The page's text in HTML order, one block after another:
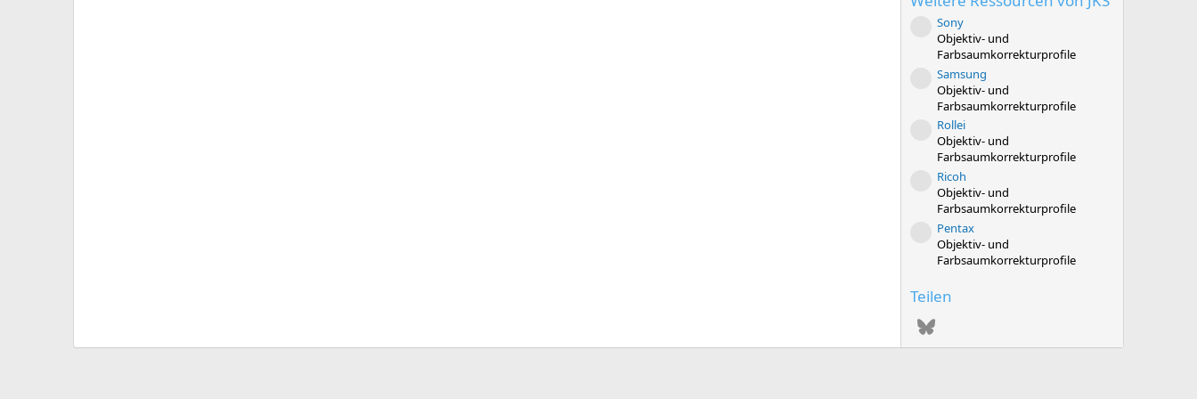
e
r
(
e
)
Ressourcen-Icon
Sony
Objektiv- und
Farbsaumkorrekturprofile
Ressourcen-Icon
Samsung
Objektiv- und
Farbsaumkorrekturprofile
Ressourcen-Icon
Rollei
Objektiv- und
Farbsaumkorrekturprofile
Ressourcen-Icon
Ricoh
Objektiv- und
Farbsaumkorrekturprofile
Ressourcen-Icon
Pentax
Objektiv- und
Farbsaumkorrekturprofile
Teilen
Bluesky